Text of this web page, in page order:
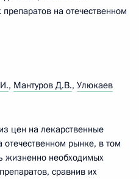
на отечественном
, Мантуров Д.В., Улюкаев
цен на лекарственные
рынке, в том
жизненно необходимых
сравнив их